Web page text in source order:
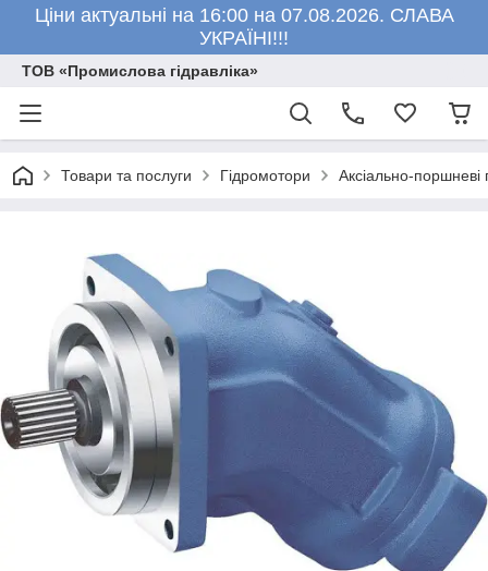
Ціни актуальні на 16:00 на 07.08.2026. СЛАВА
УКРАЇНІ!!!
ТОВ «Промислова гідравліка»
Товари та послуги Гідромотори Аксіально-поршневі